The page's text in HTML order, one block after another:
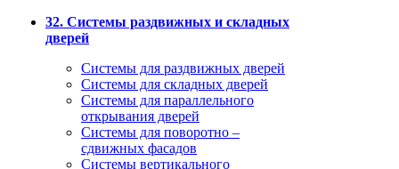
32. Системы раздвижных и складных
дверей
Системы для раздвижных дверей
Системы для складных дверей
Системы для параллельного
открывания дверей
Системы для поворотно –
сдвижных фасадов
Системы вертикального